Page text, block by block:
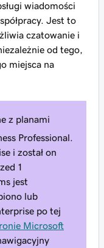
wiadomości
Jest to
czatowanie i
od tego,
miejsca na
z planami
Professional.
i został on
1
jest
lub
po tej
Microsoft